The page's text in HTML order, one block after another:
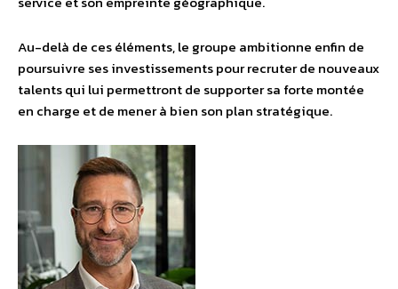
Au-delà de ces éléments, le groupe ambitionne enfin de
poursuivre ses investissements pour recruter de nouveaux
talents qui lui permettront de supporter sa forte montée
en charge et de mener à bien son plan stratégique.